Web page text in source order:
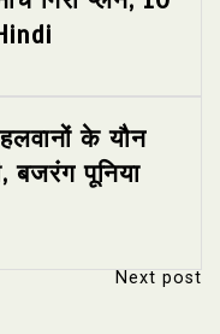
के यौन
बजरंग पूनिया
Next post